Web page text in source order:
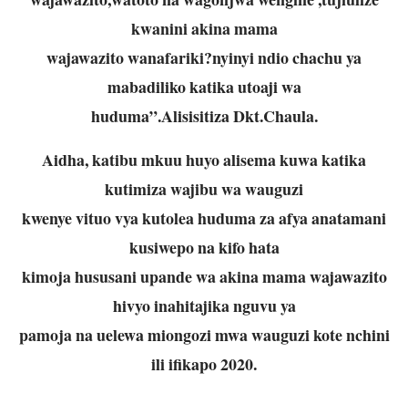
kwanini akina mama
wajawazito wanafariki?nyinyi ndio chachu ya
mabadiliko katika utoaji wa
huduma”.Alisisitiza Dkt.Chaula.
Aidha, katibu mkuu huyo alisema kuwa katika
kutimiza wajibu wa wauguzi
kwenye vituo vya kutolea huduma za afya anatamani
kusiwepo na kifo hata
kimoja hususani upande wa akina mama wajawazito
hivyo inahitajika nguvu ya
pamoja na uelewa miongozi mwa wauguzi kote nchini
ili ifikapo 2020.